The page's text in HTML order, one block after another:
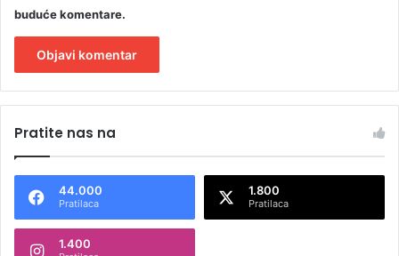
buduće komentare.
t
n
Pratite nas na
44.000
Pratilaca
1.800
Pratilaca
1.400